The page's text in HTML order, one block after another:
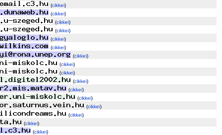
(cikkei)
(cikkei)
(cikkei)
(cikkei)
(cikkei)
(cikkei)
(cikkei)
(cikkei)
(cikkei)
(cikkei)
(cikkei)
(cikkei)
(cikkei)
(cikkei)
(cikkei)
(cikkei)